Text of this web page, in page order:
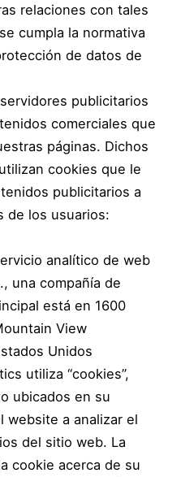
relaciones con tales
cumpla la normativa
de datos de
publicitarios
comerciales que
páginas. Dichos
cookies que le
publicitarios a
de los usuarios:
analítico de web
una compañía de
está en 1600
View
Unidos
utiliza “cookies”,
ubicados en su
website a analizar el
del sitio web. La
cookie acerca de su